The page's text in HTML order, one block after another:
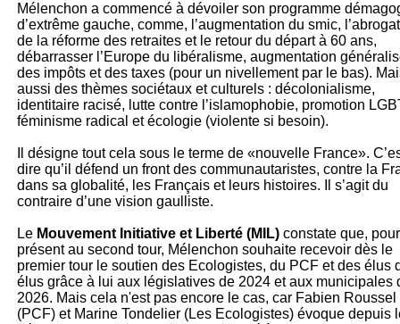
Mélenchon a commencé à dévoiler son programme
d’extrême gauche, comme, l’augmentation du smic,
de la réforme des retraites et le retour du départ à 60 ans,
débarrasser l’Europe du libéralisme, augmentation
des impôts et des taxes (pour un nivellement par le bas).
aussi des thèmes sociétaux et culturels : décolonialisme,
identitaire racisé, lutte contre l’islamophobie, promotion
féminisme radical et écologie (violente si besoin).
Il désigne tout cela sous le terme de «nouvelle France».
dire qu’il défend un front des communautaristes, contre la
dans sa globalité, les Français et leurs histoires. Il s’agit du
contraire d’une vision gaulliste.
Le Mouvement Initiative et Liberté (MIL) constate que,
présent au second tour, Mélenchon souhaite recevoir dès le
premier tour le soutien des Ecologistes, du PCF et des élus
élus grâce à lui aux législatives de 2024 et aux municipales
2026. Mais cela n'est pas encore le cas, car Fabien Roussel
(PCF) et Marine Tondelier (Les Ecologistes) évoque depuis